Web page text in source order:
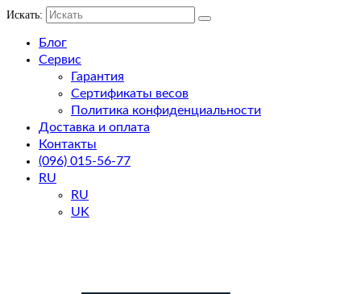
Искать:
Блог
Сервис
Гарантия
Сертификаты весов
Политика конфиденциальности
Доставка и оплата
Контакты
(096) 015-56-77
RU
RU
UK